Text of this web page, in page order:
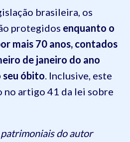
brasileira, os
protegidos enquanto o
mais 70 anos, contados
de janeiro do ano
seu óbito. Inclusive, este
no artigo 41 da lei sobre
do autor